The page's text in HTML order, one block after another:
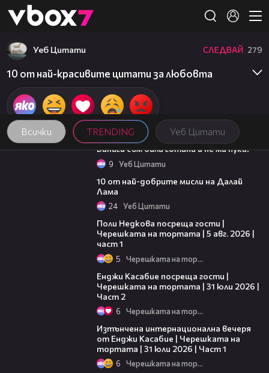
👾
Всички TRENDING Уеб Цитати
Уеб Цитати СЛЕДВАЙ 279
10 от най-красивите цитати за любовта
01:48
Винаги съм била готина и не ми пука!
9 Уеб Цитати
10 от най-добрите мисли на Далай
Лама
24 Уеб Цитати
Поли Недкова посреща гости |
Черешката на тортата | 5 авг. 2026 |
част 1
5 Черешката на тортата
Енджи Касабие посреща гости |
Черешката на тортата | 31 юли 2026 |
Част 2
6 Черешката на тортата
Изтънчена интернационална вечеря
от Енджи Касабие | Черешката на
тортата | 31 юли 2026 | Част 1
6 Черешката на тортата